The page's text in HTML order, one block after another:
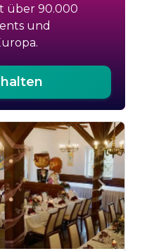
über 90.000
und